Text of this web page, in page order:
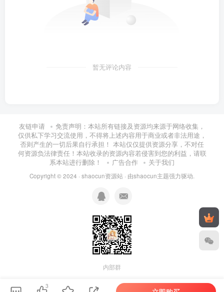
暂无评论内容
友链申请
免责声明：本站所有链接及资源均来源于网络收集，
仅供私下学习交流使用，不得将上述内容用于商业或者非法用途，
否则产生的一切后果自行承担！ 本站仅仅提供资源分享，不对任
何资源负法律责任！本站收录的资源内容若侵害到您的利益，请联
系本站进行删除！
广告合作 关于我们
Copyright © 2024 · shaocun资源站 · 由shaocun主题强力驱动.
内部群
3